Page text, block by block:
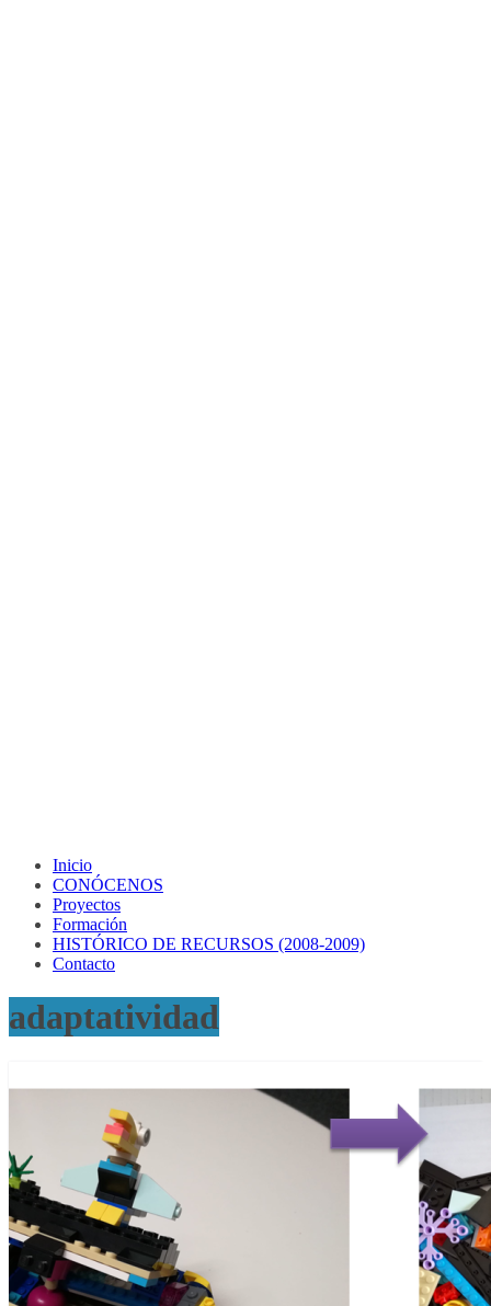
Inicio
CONÓCENOS
Proyectos
Formación
HISTÓRICO DE RECURSOS (2008-2009)
Contacto
adaptatividad